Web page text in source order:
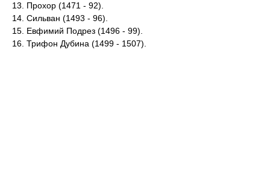
13. Прохор (1471 - 92).
14. Сильван (1493 - 96).
15. Евфимий Подрез (1496 - 99).
16. Трифон Дубина (1499 - 1507).